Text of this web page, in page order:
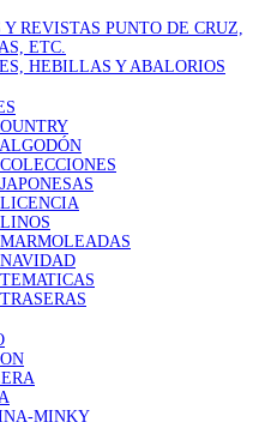
Y REVISTAS PUNTO DE CRUZ,
ETC.
HEBILLAS Y ABALORIOS
MINKY